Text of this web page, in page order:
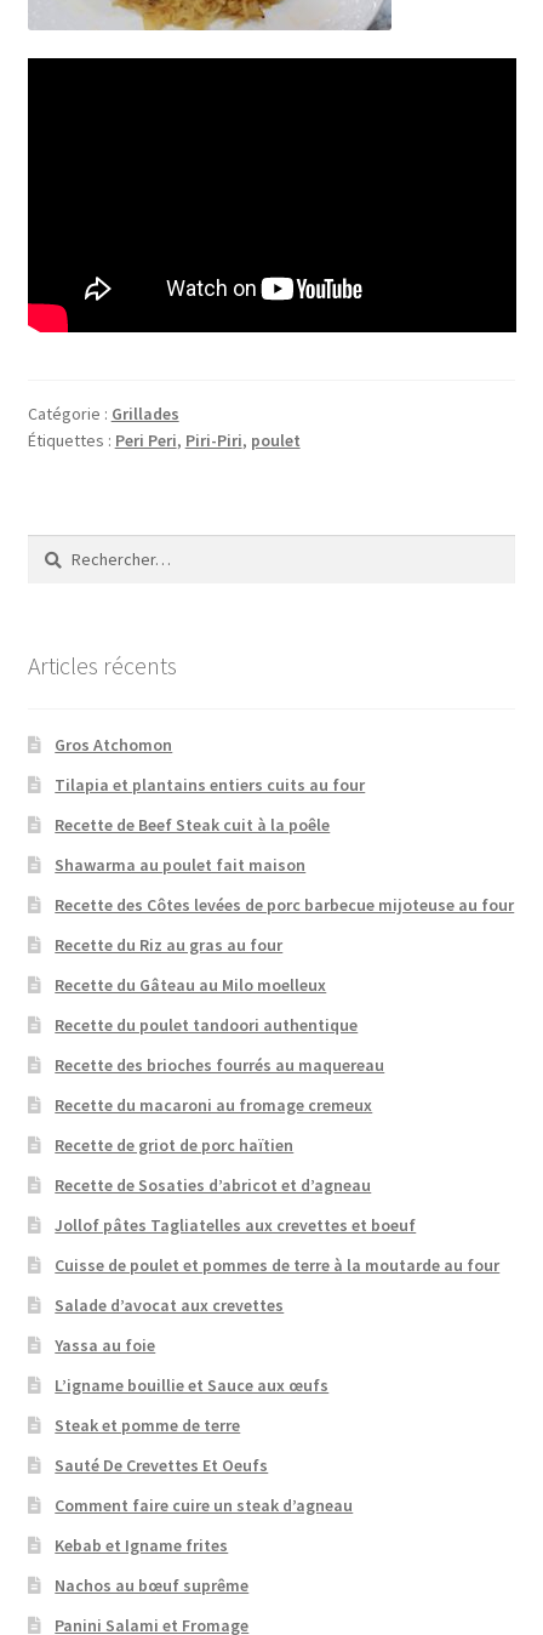
Catégorie : Grillades
Étiquettes : Peri Peri, Piri-Piri, poulet
Rechercher :
Articles récents
Gros Atchomon
Tilapia et plantains entiers cuits au four
Recette de Beef Steak cuit à la poêle
Shawarma au poulet fait maison
Recette des Côtes levées de porc barbecue mijoteuse au four
Recette du Riz au gras au four
Recette du Gâteau au Milo moelleux
Recette du poulet tandoori authentique
Recette des brioches fourrés au maquereau
Recette du macaroni au fromage cremeux
Recette de griot de porc haïtien
Recette de Sosaties d’abricot et d’agneau
Jollof pâtes Tagliatelles aux crevettes et boeuf
Cuisse de poulet et pommes de terre à la moutarde au four
Salade d’avocat aux crevettes
Yassa au foie
L’igname bouillie et Sauce aux œufs
Steak et pomme de terre
Sauté De Crevettes Et Oeufs
Comment faire cuire un steak d’agneau
Kebab et Igname frites
Nachos au bœuf suprême
Panini Salami et Fromage